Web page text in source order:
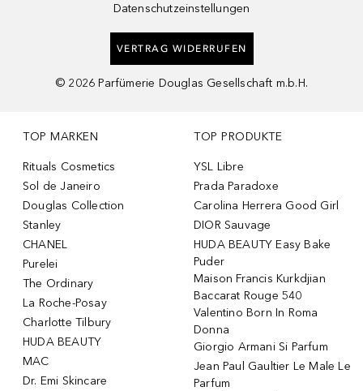
Datenschutzeinstellungen
VERTRAG WIDERRUFEN
© 2026 Parfümerie Douglas Gesellschaft m.b.H.
TOP MARKEN
Rituals Cosmetics
Sol de Janeiro
Douglas Collection
Stanley
CHANEL
Purelei
The Ordinary
La Roche-Posay
Charlotte Tilbury
HUDA BEAUTY
MAC
Dr. Emi Skincare
TOP PRODUKTE
YSL Libre
Prada Paradoxe
Carolina Herrera Good Girl
DIOR Sauvage
HUDA BEAUTY Easy Bake
Puder
Maison Francis Kurkdjian
Baccarat Rouge 540
Valentino Born In Roma
Donna
Giorgio Armani Si Parfum
Jean Paul Gaultier Le Male Le
Parfum